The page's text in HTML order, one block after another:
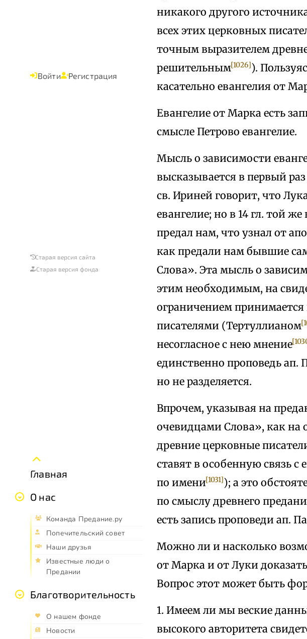
Войти Регистрация
Старая версия сайта
Старая версия фонда
Главная
О нас
Команда Предание.ру
Попечительский совет
Наши друзья
Известные люди о
Предании
Благотворительность
О нашем фонде
Новости
никакого другого
всех этих церковных
точным выразителем
решительным[1026]).
касательно евангелия от
Евангелие от Марка есть
смысле Петрово евангелие.
Мысль о зависимости
высказывается в первый
св. Ириней говорит, что
евангелие; но в 14 гл. той
предал нам, что узнал от
как предали нам бывшие
Слова». Эта мысль о
этим необходимым, на
ограничением
писателями (Тертуллианом
несогласное с нею мнение
единственно проповедь ап.
но не разделяется.
Впрочем, указывая на
очевидцами Слова», как на
древние церковные
ставят в особенную связь
по имени[1031]); а это
по смыслу древнего
есть запись проповеди ап.
Можно ли и насколько
от Марка и от Луки
Вопрос этот может быть
1. Имеем ли мы веские
высокого авторитета